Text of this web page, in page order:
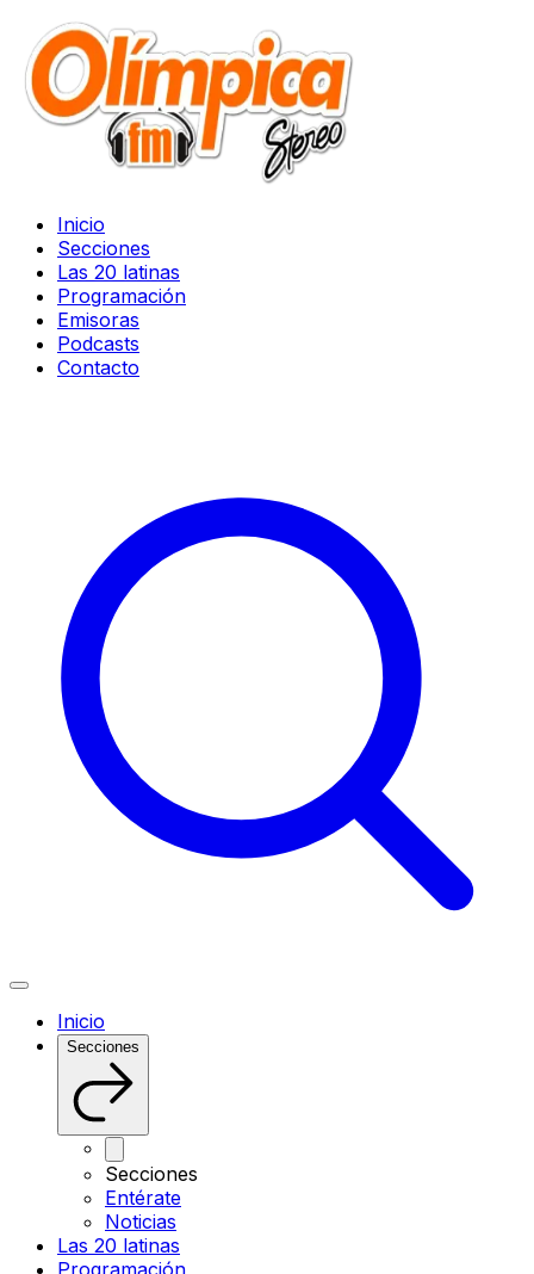
Inicio
Secciones
Las 20 latinas
Programación
Emisoras
Podcasts
Contacto
Inicio
Secciones
Secciones
Entérate
Noticias
Las 20 latinas
Programación